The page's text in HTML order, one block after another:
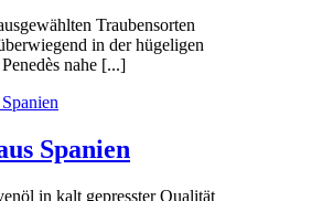
Traubensorten
in der hügeligen
nahe [...]
Spanien
in kalt gepresster Qualität